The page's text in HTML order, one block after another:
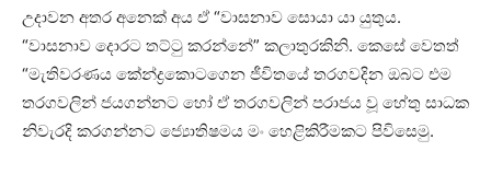
උදාවන අතර අනෙක්‌ අය ඒ “වාසනාව සොයා යා යුතුය.
“වාසනාව දොරට තට්‌ටු කරන්නේ” කලාතුරකිනි. කෙසේ වෙතත්
“මැතිවරණය කේන්ද්‍රකොටගෙන ජීවිතයේ තරගවදින ඔබට එම
තරගවලින් ජයගන්නට හෝ ඒ තරගවලින් පරාජය වූ හේතු සාධක
නිවැරදි කරගන්නට ජ්‍යොතිෂමය මං හෙළිකිරීමකට පිවිසෙමු.